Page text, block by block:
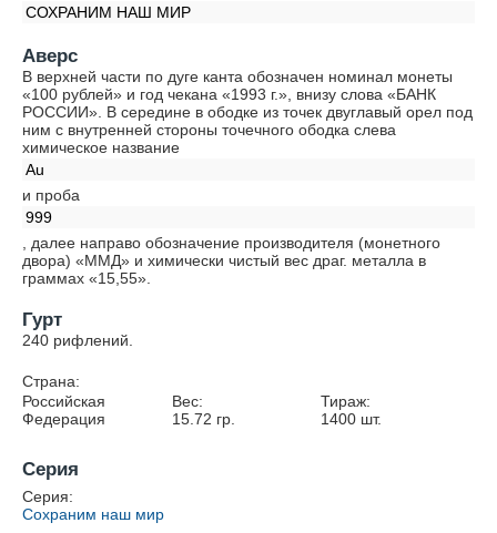
СОХРАНИМ НАШ МИР
Аверс
В верхней части по дуге канта обозначен номинал монеты
«100 рублей» и год чекана «1993 г.», внизу слова «БАНК
РОССИИ». В середине в ободке из точек двуглавый орел под
ним с внутренней стороны точечного ободка слева
химическое название
Au
и проба
999
, далее направо обозначение производителя (монетного
двора) «ММД» и химически чистый вес драг. металла в
граммах «15,55».
Гурт
240 рифлений.
Страна:
Российская
Федерация
Вес:
15.72 гр.
Тираж:
1400 шт.
Серия
Серия:
Сохраним наш мир